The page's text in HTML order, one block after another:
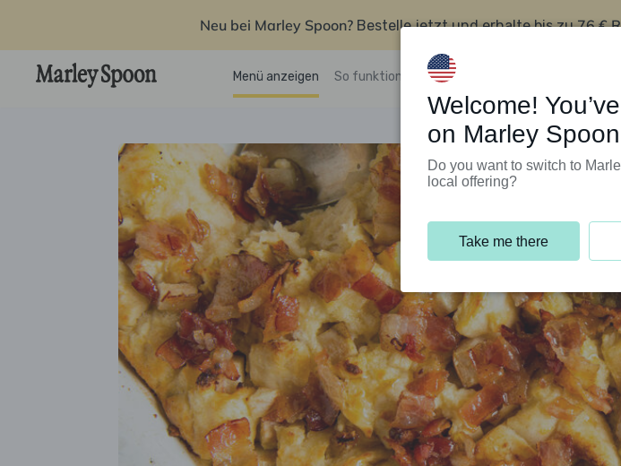
Neu bei Marley Spoon? Bestelle jetzt und erhalte bis zu76 €
Menü anzeigen So funktioniert’s Kundenservice
Welcome!
on Marley
Do you want to switch to
local offering?
Take me there